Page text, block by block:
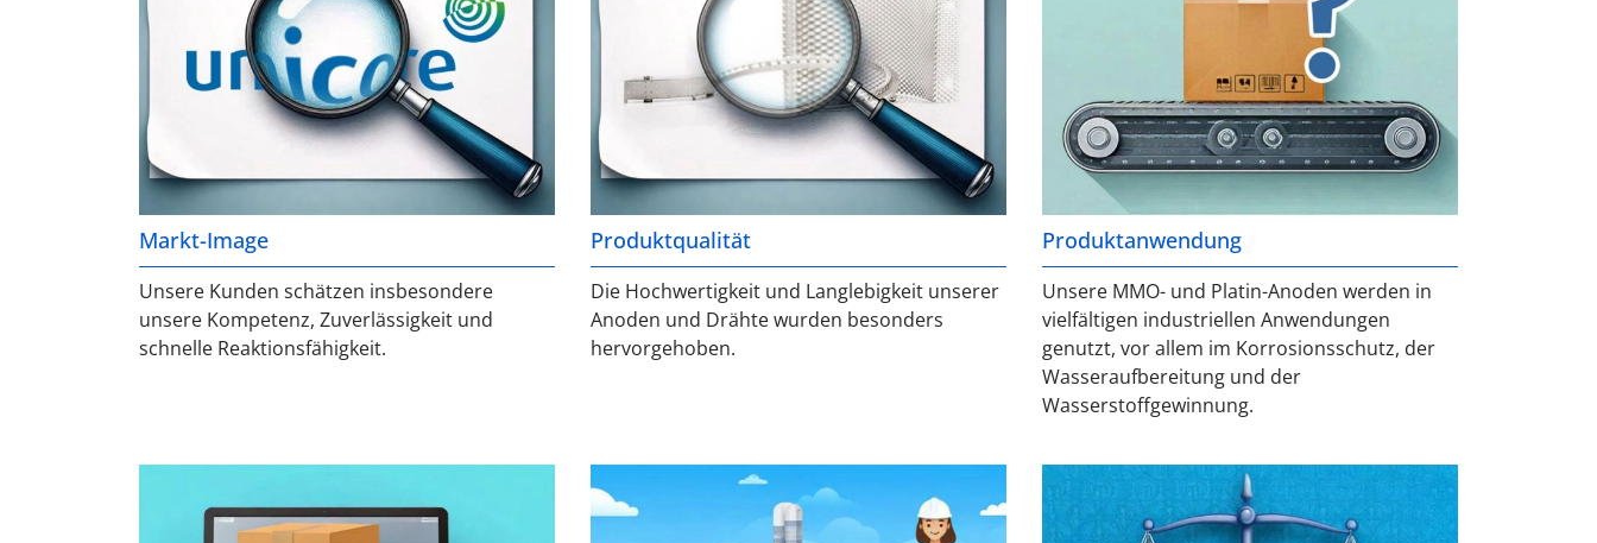
Markt-Image
Unsere Kunden schätzen insbesondere
unsere Kompetenz, Zuverlässigkeit und
schnelle Reaktionsfähigkeit.
Produktqualität
Die Hochwertigkeit und Langlebigkeit unserer
Anoden und Drähte wurden besonders
hervorgehoben.
Produktanwendung
Unsere MMO- und Platin-Anoden werden in
vielfältigen industriellen Anwendungen
genutzt, vor allem im Korrosionsschutz, der
Wasseraufbereitung und der
Wasserstoffgewinnung.